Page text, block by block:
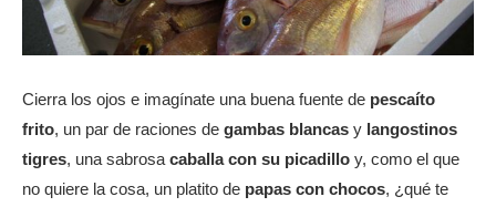
Cierra los ojos e imagínate una buena fuente de pescaíto
frito, un par de raciones de gambas blancas y langostinos
tigres, una sabrosa caballa con su picadillo y, como el que
no quiere la cosa, un platito de papas con chocos, ¿qué te